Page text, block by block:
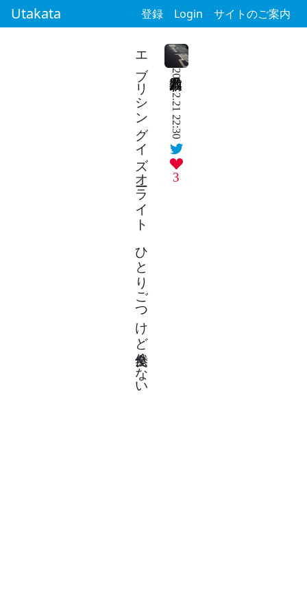
Utakata 登録 Login サイトのご案内
2024.2.21 22:30
3
エブリシングイズオーライト ひとりごつけど全然良くない